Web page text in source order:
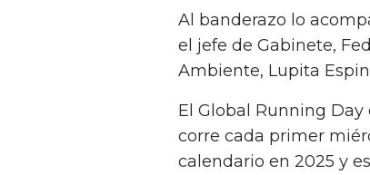
Al banderazo lo
el jefe de Gabinete,
Ambiente, Lupita
El Global Running
corre cada primer
calendario en 2025 y